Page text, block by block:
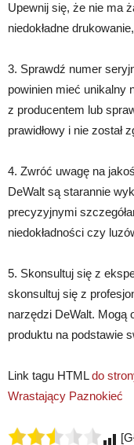
Upewnij się, że nie ma
niedokładne
3. Sprawdź numer
powinien mieć unikalny
z producentem lub
prawidłowy i nie został
4. Zwróć uwagę na
DeWalt są starannie
precyzyjnymi
niedokładności czy
5. Skonsultuj się z
skonsultuj się z
narzędzi DeWalt. Mogą
produktu na podstawie
Link tagu HTMLdo
Wrastający Paznokieć